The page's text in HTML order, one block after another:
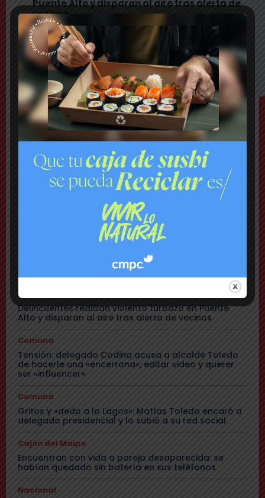
Puente Alto y disparan al aire tras alerta de
vecinos
Comuna
Tensión: delegado Codina acusa a alcalde
Toledo de hacerle una «encerrona», editar
video y querer ser «influencer»
TEMAS
Último Minuto
Bomberos combate violento incendio en vivienda:
hay peligro de propagación
Lanzan plataforma para denunciar negocios
Municipio presenta mapa de daños viales y anuncia
plan integral de pavimentación
Comuna
Delincuentes realizan violento turbazo en Puente
Alto y disparan al aire tras alerta de vecinos
Comuna
Tensión: delegado Codina acusa a alcalde Toledo
de hacerle una «encerrona», editar video y querer
ser «influencer»
Comuna
Gritos y «dedo a lo Lagos»: Matías Toledo encaró a
delegado presidencial y lo subió a su red social
Cajón del Maipo
Encuentran con vida a pareja desaparecida: se
habían quedado sin batería en sus teléfonos
Nacional